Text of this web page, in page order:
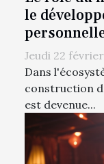
le
Jeudi 22
Dans
construction
est devenue...